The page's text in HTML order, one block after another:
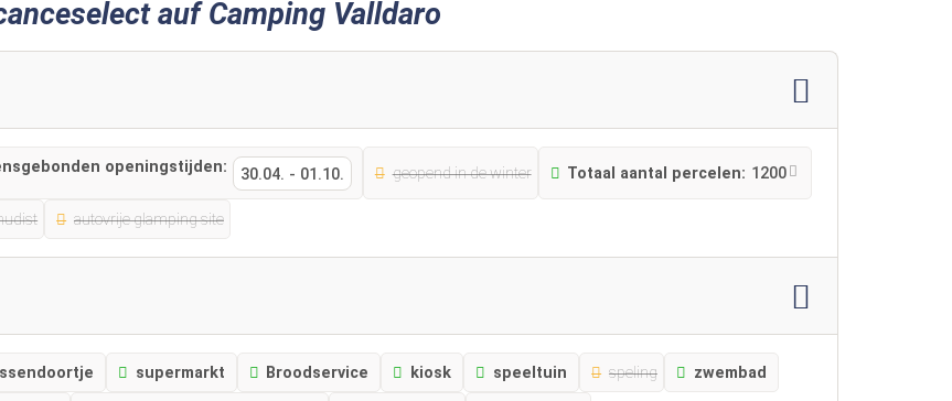
auf Camping Valldaro
openingstijden: 30.04. - 01.10. geopend in de winter Totaal aantal percelen: 1200
autovrije glamping site
supermarkt Broodservice kiosk speeltuin speling zwembad